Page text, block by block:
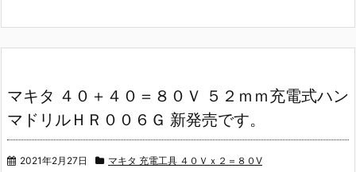
マキタ ４０＋４０＝８０Ｖ ５２ｍｍ充電式ハン
マドリルＨＲ００６Ｇ 新発売です。
2021年2月27日 マキタ 充電工具 ４０Ｖｘ２＝８０V